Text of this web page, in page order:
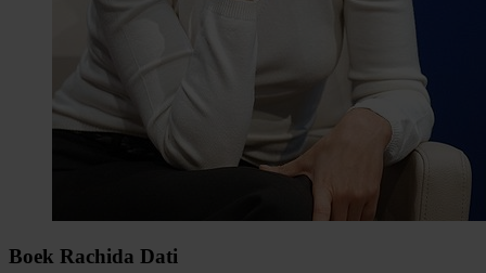
Boek Rachida Dati